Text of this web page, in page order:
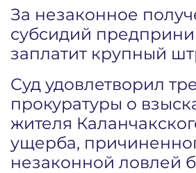
За незаконное
субсидий
заплатит крупный
Суд удовлетворил
прокуратуры о
жителя
ущерба,
незаконной ловлей